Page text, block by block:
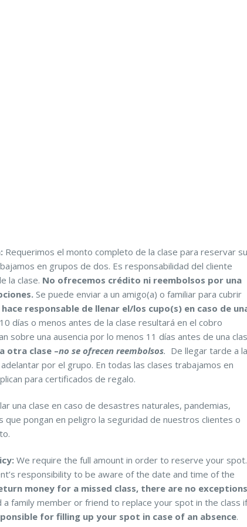
Requerimos el monto completo de la clase para reservar su
en grupos de dos. Es responsabilidad del cliente
la clase. No ofrecemos crédito ni reembolsos por una
Se puede enviar a un amigo(a) o familiar para cubrir
hace responsable de llenar el/los cupo(s) en caso de
días o menos antes de la clase resultará en el cobro
sobre una ausencia por lo menos 11 días antes de una
otra clase –no se ofrecen reembolsos. De llegar tarde a la
por el grupo. En todas las clases trabajamos en
para certificados de regalo.
una clase en caso de desastres naturales, pandemias,
pongan en peligro la seguridad de nuestros clientes o
We require the full amount in order to reserve your spot.
responsibility to be aware of the date and time of the
money for a missed class, there are no
family member or friend to replace your spot in the class if
for filling up your spot in case of an absence.